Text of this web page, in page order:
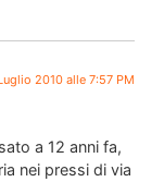
2010 alle 7:57 PM
a 12 anni fa,
nei pressi di via